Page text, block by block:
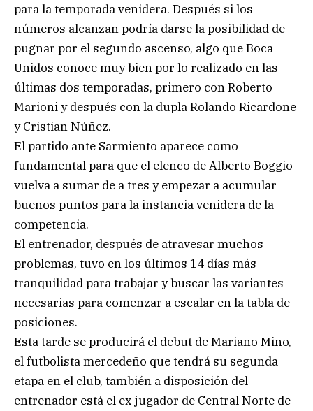
para la temporada venidera. Después si los
números alcanzan podría darse la posibilidad de
pugnar por el segundo ascenso, algo que Boca
Unidos conoce muy bien por lo realizado en las
últimas dos temporadas, primero con Roberto
Marioni y después con la dupla Rolando Ricardone
y Cristian Núñez.
El partido ante Sarmiento aparece como
fundamental para que el elenco de Alberto Boggio
vuelva a sumar de a tres y empezar a acumular
buenos puntos para la instancia venidera de la
competencia.
El entrenador, después de atravesar muchos
problemas, tuvo en los últimos 14 días más
tranquilidad para trabajar y buscar las variantes
necesarias para comenzar a escalar en la tabla de
posiciones.
Esta tarde se producirá el debut de Mariano Miño,
el futbolista mercedeño que tendrá su segunda
etapa en el club, también a disposición del
entrenador está el ex jugador de Central Norte de